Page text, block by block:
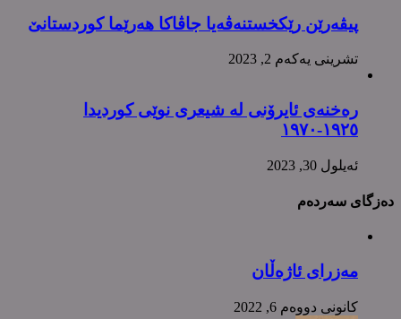
پیڤەرێن رێکخستنەڤەیا جاڤاکا هەرێما کوردستانێ
تشرینی یه‌كه‌م 2, 2023
رەخنەی ئایرۆنی لە شیعری نوێی کوردیدا
١٩٢٥-١٩٧٠
ئه‌یلول 30, 2023
دەزگای سەردەم
مەزرای ئاژەڵان
كانونی دووه‌م 6, 2022